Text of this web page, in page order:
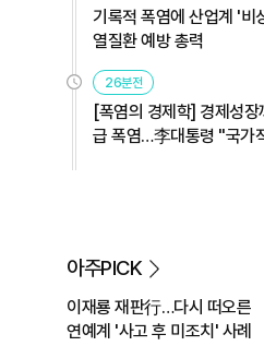
기록적 폭염에 산업계 '비
열질환 예방 총력
26분전
[폭염의 경제학] 경제성장
급 폭염…李대통령 "국가
아주PICK
이재룡 재판行…다시 떠오른
연예계 '사고 후 미조치' 사례